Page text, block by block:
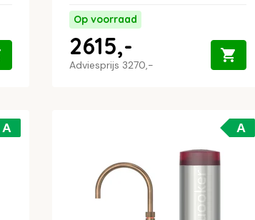
Op voorraad
Adviesprijs 3270,-
2615,-
A A